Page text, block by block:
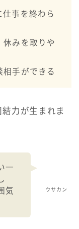
事を終わら
休みを取りや
相手ができる
力が生まれま
ウサカン
一
気